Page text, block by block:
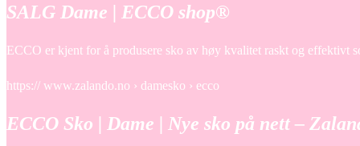
SALG Dame | ECCO shop®
ECCO er kjent for å produsere sko av høy kvalitet raskt og
https:// www.zalando.no › damesko › ecco
ECCO Sko | Dame | Nye sko på nett –